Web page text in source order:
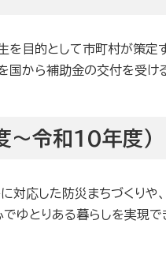
目的として市町村が策定
から補助金の交付を受け
令和10年度）
対応した防災まちづくりや
ゆとりある暮らしを実現で